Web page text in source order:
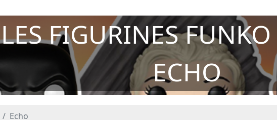
LES FIGURINES
ECHO
Echo